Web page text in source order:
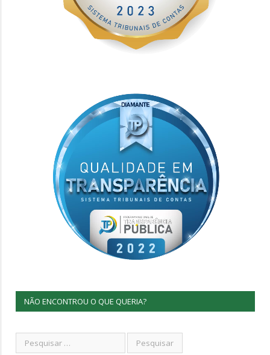
NÃO ENCONTROU O QUE QUERIA?